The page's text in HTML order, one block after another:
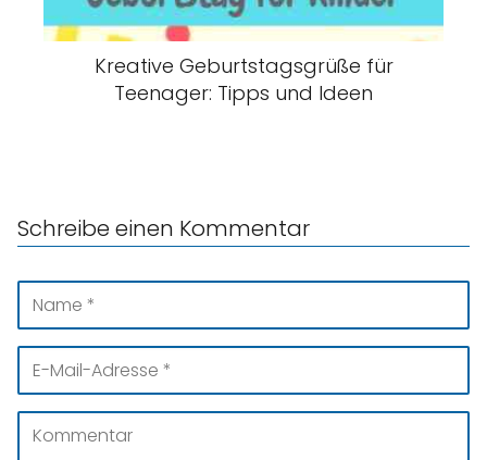
Kreative Geburtstagsgrüße für
Teenager: Tipps und Ideen
Schreibe einen Kommentar